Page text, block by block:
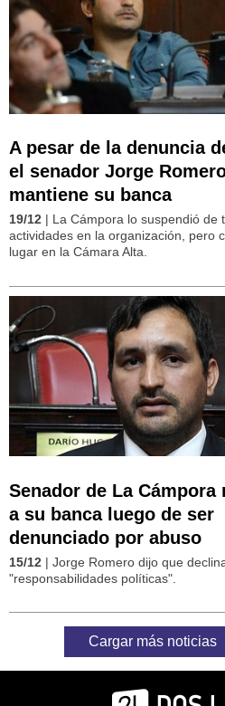
A pesar de la denuncia
el senador Jorge
mantiene su banca
19/12 | La Cámpora lo suspendió de
actividades en la organización, pero
lugar en la Cámara Alta.
Senador de La Cámpora
a su banca luego de ser
denunciado por abuso
15/12 | Jorge Romero dijo que
"responsabilidades políticas".
Cargar más noticias